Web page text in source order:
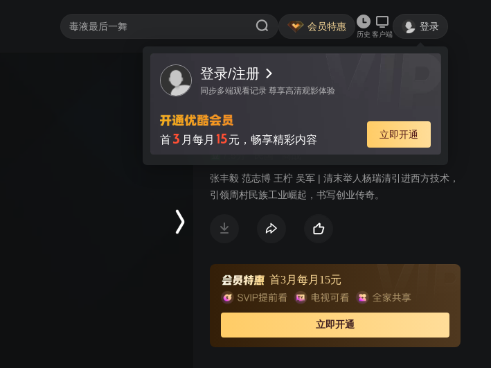
会员特惠
历史 客户端
登录
登录/注册
同步多端观看记录 尊享高清观影体验
首3 月每月 15元，畅享精彩内容 立即开通
视频 讨论
旱码头
商战
张丰毅 范志博 王柠 吴军 | 清末举人杨瑞清引进西方技术，
引领周村民族工业崛起，书写创业传奇。
首3月每月15元
立即开通